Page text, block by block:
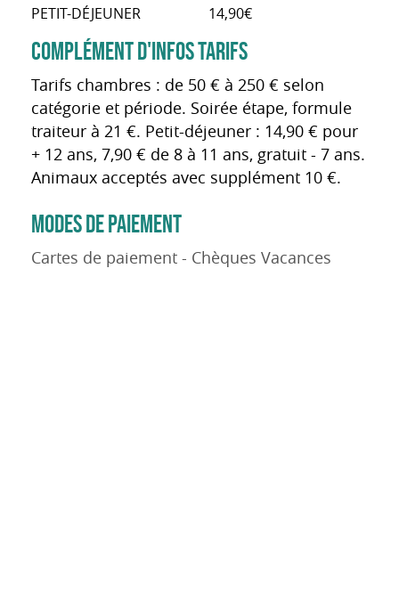
PETIT-DÉJEUNER 14,90€
COMPLÉMENT D'INFOS TARIFS
Tarifs chambres : de 50 € à 250 € selon
catégorie et période. Soirée étape, formule
traiteur à 21 €. Petit-déjeuner : 14,90 € pour
+ 12 ans, 7,90 € de 8 à 11 ans, gratuit - 7 ans.
Animaux acceptés avec supplément 10 €.
MODES DE PAIEMENT
Cartes de paiement - Chèques Vacances